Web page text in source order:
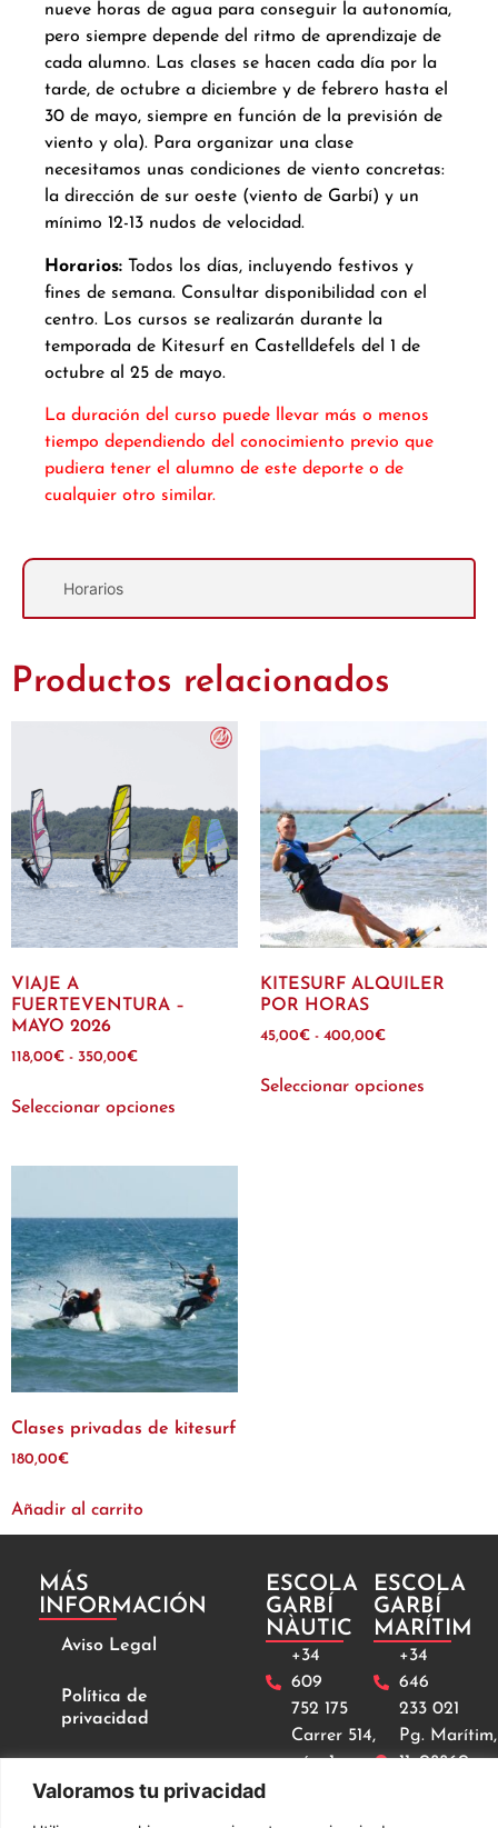
Valoramos tu privacidad
Horarios
nueve horas de agua para conseguir la autonomía,
pero siempre depende del ritmo de aprendizaje de
cada alumno. Las clases se hacen cada día por la
tarde, de octubre a diciembre y de febrero hasta el
30 de mayo, siempre en función de la previsión de
viento y ola). Para organizar una clase
necesitamos unas condiciones de viento concretas:
la dirección de sur oeste (viento de Garbí) y un
mínimo 12-13 nudos de velocidad.
Horarios:
Todos los días, incluyendo festivos y
fines de semana. Consultar disponibilidad con el
centro. Los cursos se realizarán durante la
temporada de Kitesurf en Castelldefels del 1 de
octubre al 25 de mayo.
La duración del curso puede llevar más o menos
tiempo dependiendo del conocimiento previo que
pudiera tener el alumno de este deporte o de
cualquier otro similar.
Productos relacionados
VIAJE A
FUERTEVENTURA –
MAYO 2026
118,00€ - 350,00€
Seleccionar opciones
KITESURF ALQUILER
POR HORAS
45,00€ - 400,00€
Seleccionar opciones
Clases privadas de kitesurf
180,00€
Añadir al carrito
MÁS
INFORMACIÓN
Aviso Legal
Política de
privacidad
condiciones de uso
ESCOLA
GARBÍ
NÀUTIC
+34
609
752 175
Carrer 514,
núm.1,
ESCOLA
GARBÍ
MARÍTIM
+34
646
233 021
Pg. Marítim,
11, 08860